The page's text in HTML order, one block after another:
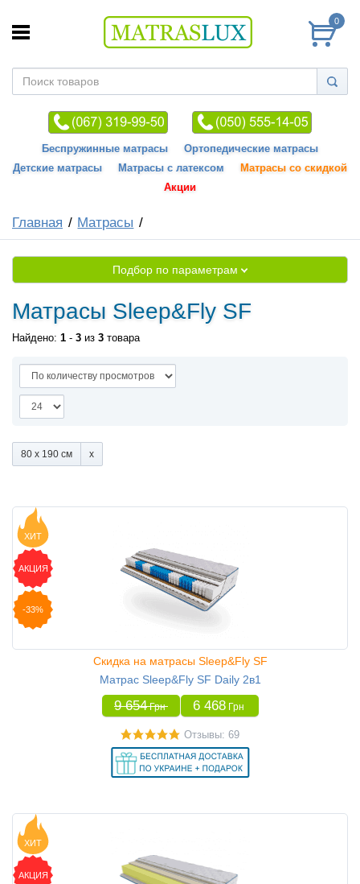
0
Беспружинные матрасы
Ортопедические матрасы
Детские матрасы
Матрасы с латексом
Матрасы со скидкой
Акции
Главная Матрасы
Подбор по параметрам
Матрасы Sleep&Fly SF
Найдено: 1 - 3 из 3 товара
80 x 190 см
ХИТ
АКЦИЯ
-33%
Скидка на матрасы Sleep&Fly SF
Матрас Sleep&Fly SF Daily 2в1
9 654 Грн 6 468 Грн
Отзывы: 69
ХИТ
АКЦИЯ